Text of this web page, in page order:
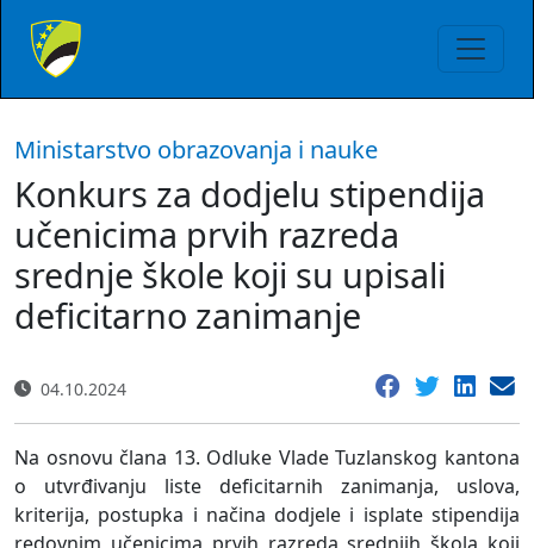
Ministarstvo obrazovanja i nauke
Konkurs za dodjelu stipendija
učenicima prvih razreda
srednje škole koji su upisali
deficitarno zanimanje
04.10.2024
Na osnovu člana 13. Odluke Vlade Tuzlanskog kantona
o utvrđivanju liste deficitarnih zanimanja, uslova,
kriterija, postupka i načina dodjele i isplate stipendija